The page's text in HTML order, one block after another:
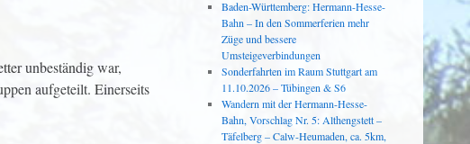
unbeständig war,
aufgeteilt. Einerseits
Baden-Württemberg: Hermann-Hesse-
Bahn – In den Sommerferien mehr
Züge und bessere
Umsteigeverbindungen
Sonderfahrten im Raum Stuttgart am
11.10.2026 – Tübingen & S6
Wandern mit der Hermann-Hesse-
Bahn, Vorschlag Nr. 5: Althengstett –
Täfelberg – Calw-Heumaden, ca. 5km,